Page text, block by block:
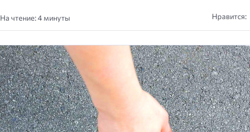
На чтение: 4 минуты Нравится: